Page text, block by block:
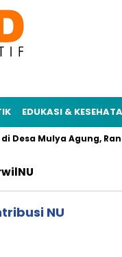
EDUKASI &
Desa Mulya Agung,
NU